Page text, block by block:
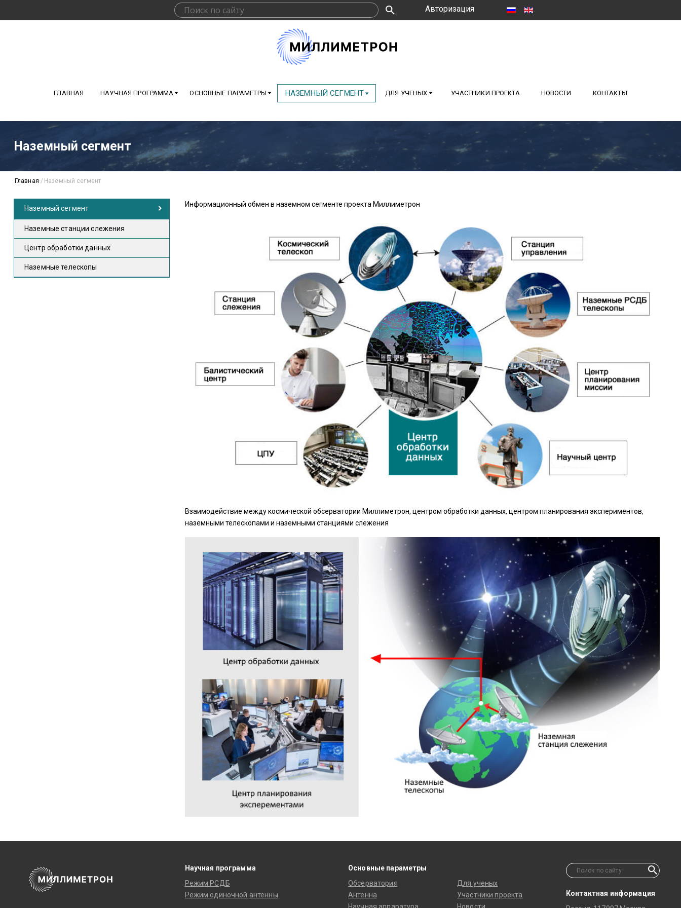
Авторизация
ГЛАВНАЯ НАУЧНАЯ ПРОГРАММА ОСНОВНЫЕ ПАРАМЕТРЫ НАЗЕМНЫЙ СЕГМЕНТ ДЛЯ УЧЕНЫХ УЧАСТНИКИ ПРОЕКТА НОВОСТИ КОНТАКТЫ
Наземный сегмент
Главная / Наземный сегмент
Наземный сегмент
Наземные станции слежения
Центр обработки данных
Наземные телескопы
Информационный обмен в наземном сегменте проекта Миллиметрон
Взаимодействие между космической обсерватории Миллиметрон, центром обработки данных, центром планирования экспериментов,
наземными телескопами и наземными станциями слежения
Научная программа
Режим РСДБ
Режим одиночной антенны
Основные параметры
Обсерватория
Антенна
Для ученых
Участники проекта
Контактная информация